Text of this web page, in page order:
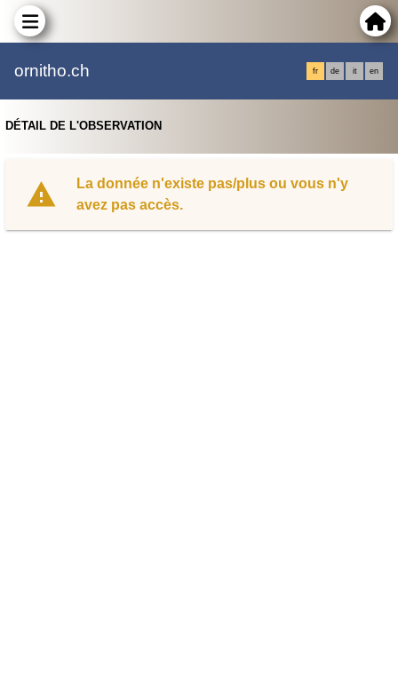
ornitho.ch fr de it en
DÉTAIL DE L'OBSERVATION
La donnée n'existe pas/plus ou vous n'y
avez pas accès.